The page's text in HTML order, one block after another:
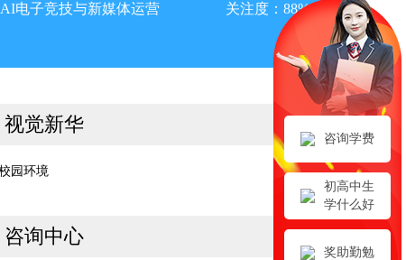
咨询学费
初高中生
学什么好
奖助勤勉
AI电子竞技与新媒体运营 关注度：88%
视觉新华
咨询中心